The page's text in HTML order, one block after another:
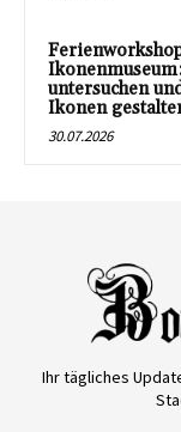
untersuchen
Ikonen
30.07.2026
Ihr tägliches